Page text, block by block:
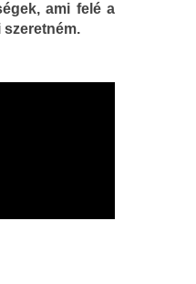
ami felé a